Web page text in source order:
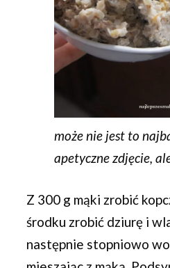
może nie jest to
apetyczne zdjęcie,
Z 300 g mąki zrobić
środku zrobić dziurę i
następnie stopniowo